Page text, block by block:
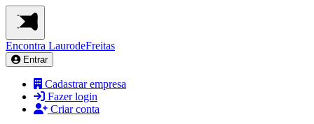
Encontra LaurodeFreitas
Entrar
Cadastrar empresa
Fazer login
Criar conta